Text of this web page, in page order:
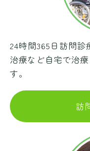
24時間365日訪問
治療など自宅で治
す。
訪